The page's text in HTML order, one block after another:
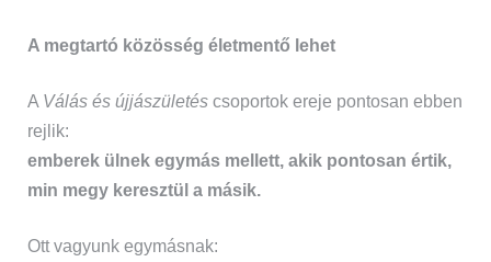
A megtartó közösség életmentő lehet
A Válás és újjászületés csoportok ereje pontosan ebben
rejlik:
emberek ülnek egymás mellett, akik pontosan értik,
min megy keresztül a másik.
Ott vagyunk egymásnak: